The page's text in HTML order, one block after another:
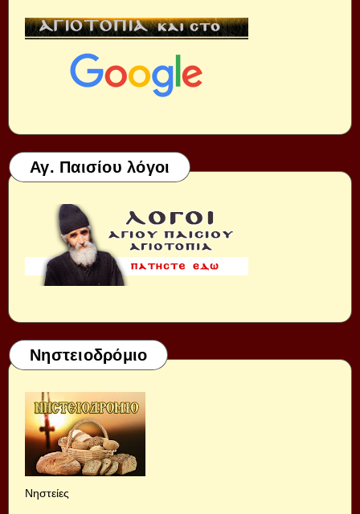
Αγ. Παισίου λόγοι
Νηστειοδρόμιο
Νηστείες